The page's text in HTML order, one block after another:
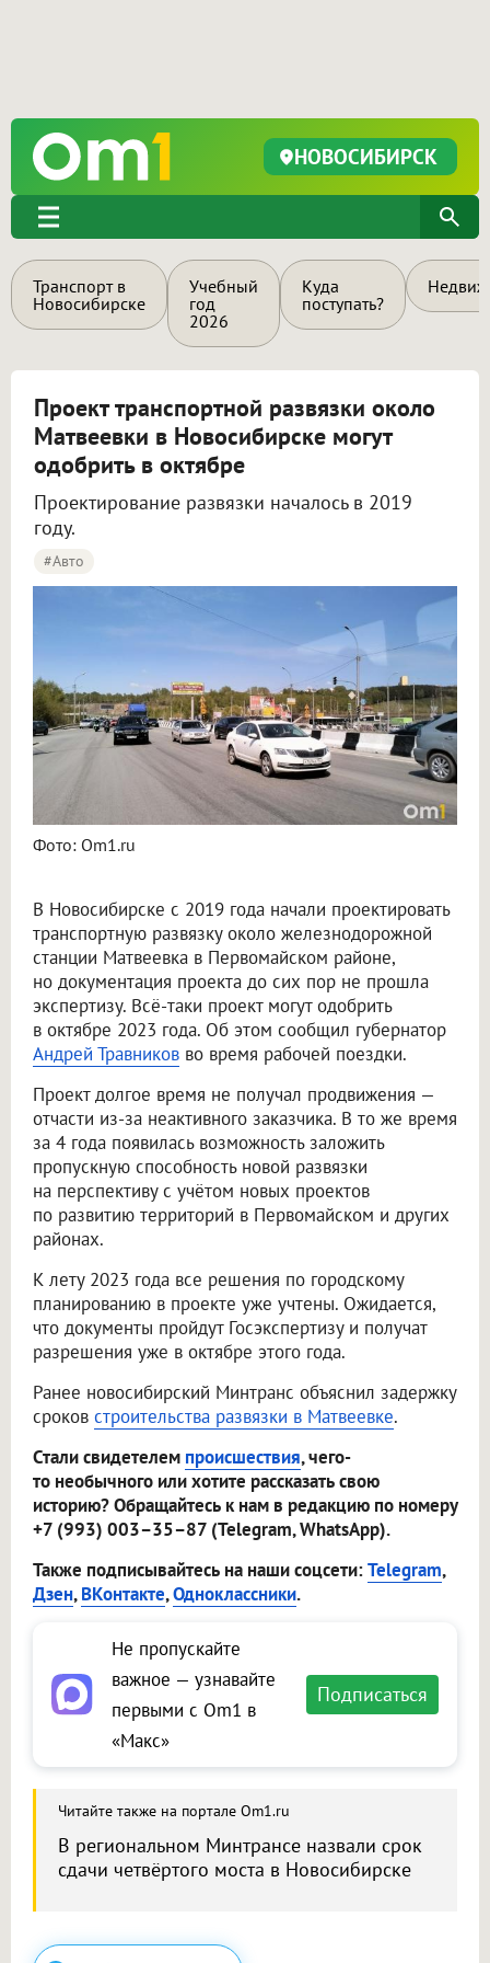
НОВОСИБИРСК
Транспорт в
Новосибирске
Учебный
год
2026
Куда
поступать?
Проект транспортной развязки около
Матвеевки в Новосибирске могут
одобрить в октябре
Проектирование развязки началось в 2019
году.
#Авто
Фото: Om1.ru
В Новосибирске с 2019 года начали проектировать
транспортную развязку около железнодорожной
станции Матвеевка в Первомайском районе,
но документация проекта до сих пор не прошла
экспертизу. Всё-таки проект могут одобрить
в октябре 2023 года. Об этом сообщил губернатор
Андрей Травников во время рабочей поездки.
Проект долгое время не получал продвижения —
отчасти из-за неактивного заказчика. В то же время
за 4 года появилась возможность заложить
пропускную способность новой развязки
на перспективу с учётом новых проектов
по развитию территорий в Первомайском и других
районах.
К лету 2023 года все решения по городскому
планированию в проекте уже учтены. Ожидается,
что документы пройдут Госэкспертизу и получат
разрешения уже в октябре этого года.
Ранее новосибирский Минтранс объяснил задержку
сроков строительства развязки в Матвеевке.
Стали свидетелем происшествия, чего-
то необычного или хотите рассказать свою
историю? Обращайтесь к нам в редакцию по номеру
+7 (993) 003–35–87 (Telegram, WhatsApp).
Также подписывайтесь на наши соцсети:Telegram,
Дзен,ВКонтакте,Одноклассники.
Не пропускайте
важное — узнавайте
первыми с Om1 в
«Макс»
Подписаться
Читайте также на портале Om1.ru
В региональном Минтрансе назвали срок
сдачи четвёртого моста в Новосибирске